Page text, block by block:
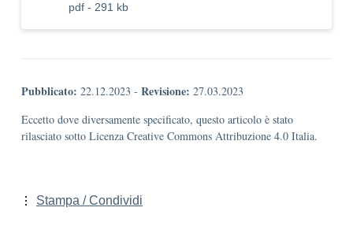
pdf - 291 kb
Pubblicato: 22.12.2023 - Revisione: 27.03.2023
Eccetto dove diversamente specificato, questo articolo è stato
rilasciato sotto Licenza Creative Commons Attribuzione 4.0 Italia.
Stampa / Condividi